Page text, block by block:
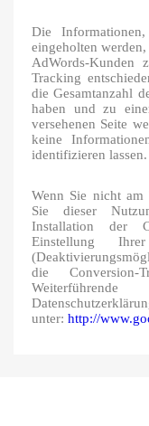
Die
eingeholten
AdWords-Kunden
Tracking
die Gesamtanzahl
haben und zu
versehenen Seite
keine
identifizieren lassen.
Wenn Sie nicht am
Sie dieser
Installation der
Einstellung
die Conversion-
unter: http://